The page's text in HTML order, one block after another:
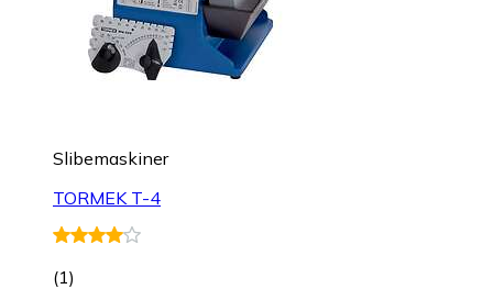
Slibemaskiner
TORMEK T-4
(1)